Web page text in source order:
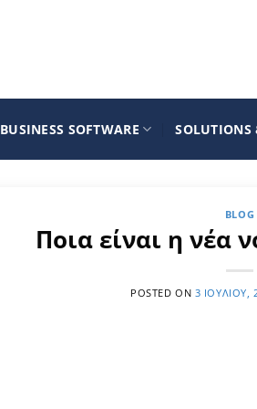
BUSINESS SOFTWARE SOLUTIONS
BLOG
Ποια είναι η νέα
POSTED ON 3 ΙΟΥΛΊΟΥ,